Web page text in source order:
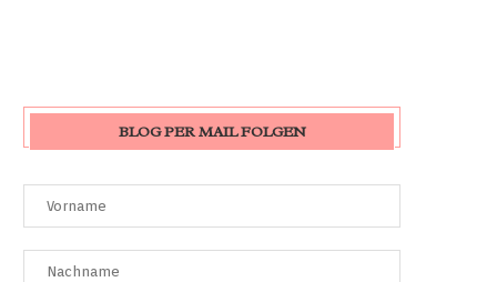
BLOG PER MAIL FOLGEN